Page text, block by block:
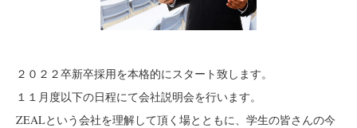
２０２２卒新卒採用を本格的にスタート致します。
１１月度以下の日程にて会社説明会を行います。
ZEALという会社を理解して頂く場とともに、学生の皆さんの今